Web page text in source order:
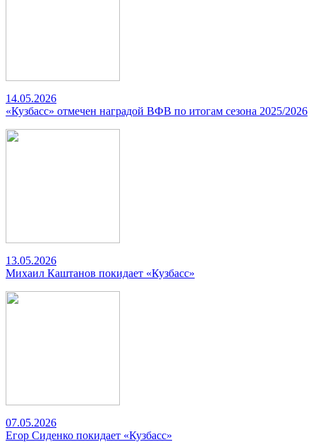
14.05.2026
«Кузбасс» отмечен наградой ВФВ по итогам сезона 2025/2026
13.05.2026
Михаил Каштанов покидает «Кузбасс»
07.05.2026
Егор Сиденко покидает «Кузбасс»